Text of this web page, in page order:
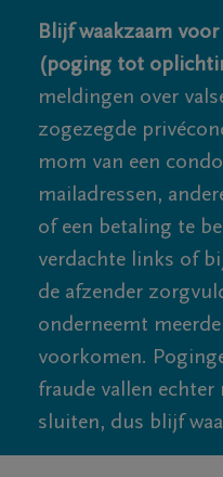
Blijf waakzaam
(poging tot
meldingen over
zogezegde
mom van een
mailadressen,
of een betaling te
verdachte links of
de afzender
onderneemt
voorkomen.
fraude vallen
sluiten, dus blijf